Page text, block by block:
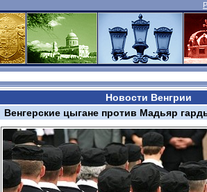
Новости Венгрии
Венгерские цыгане против Мадьяр